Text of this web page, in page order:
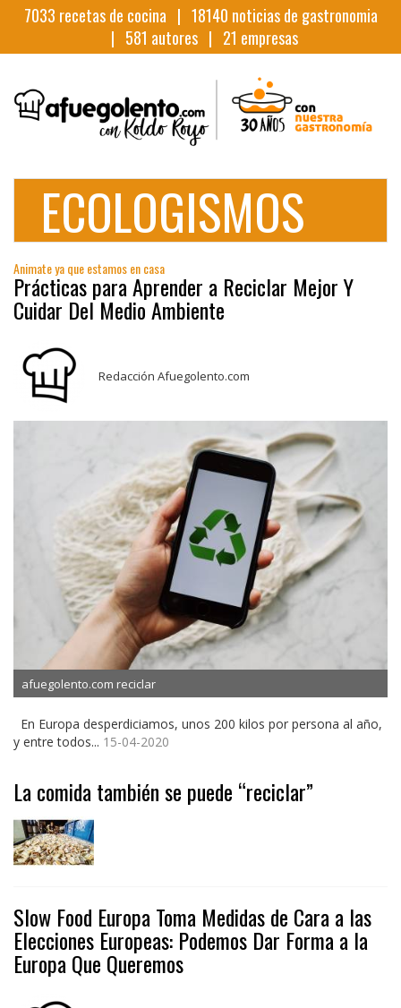
7033 recetas de cocina | 18140 noticias de gastronomia
| 581 autores | 21 empresas
ECOLOGISMOS
Animate ya que estamos en casa
Prácticas para Aprender a Reciclar Mejor Y
Cuidar Del Medio Ambiente
Redacción Afuegolento.com
afuegolento.com reciclar
En Europa desperdiciamos, unos 200 kilos por persona al año,
y entre todos... 15-04-2020
La comida también se puede “reciclar”
Slow Food Europa Toma Medidas de Cara a las
Elecciones Europeas: Podemos Dar Forma a la
Europa Que Queremos